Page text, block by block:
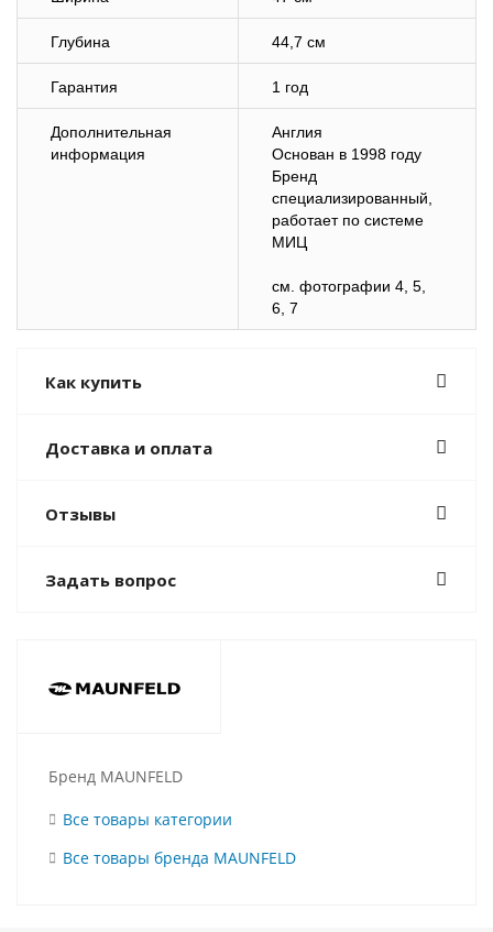
Глубина 44,7 см
Гарантия 1 год
Дополнительная
информация
Англия
Основан в 1998 году
Бренд
специализированный,
работает по системе
МИЦ
см. фотографии 4, 5,
6, 7
Как купить
Доставка и оплата
Отзывы
Задать вопрос
Бренд MAUNFELD
Все товары категории
Все товары бренда MAUNFELD